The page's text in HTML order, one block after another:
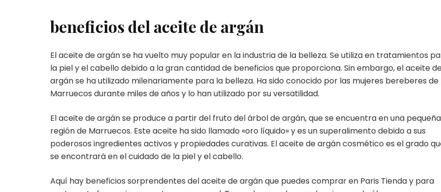
beneficios del aceite de argán
El aceite de argán se ha vuelto muy popular en la industria de la belleza. Se utiliza en tratamientos
la piel y el cabello debido a la gran cantidad de beneficios que proporciona. Sin embargo, el aceite
argán se ha utilizado milenariamente para la belleza. Ha sido conocido por las mujeres bereberes de
Marruecos durante miles de años y lo han utilizado por su versatilidad.
El aceite de argán se produce a partir del fruto del árbol de argán, que se encuentra en una pequeña
región de Marruecos. Este aceite ha sido llamado «oro líquido» y es un superalimento debido a sus
poderosos ingredientes activos y propiedades curativas. El aceite de argán cosmético es el grado
se encontrará en el cuidado de la piel y el cabello.
Aquí hay beneficios sorprendentes del aceite de argán que puedes comprar en Paris Tienda y para